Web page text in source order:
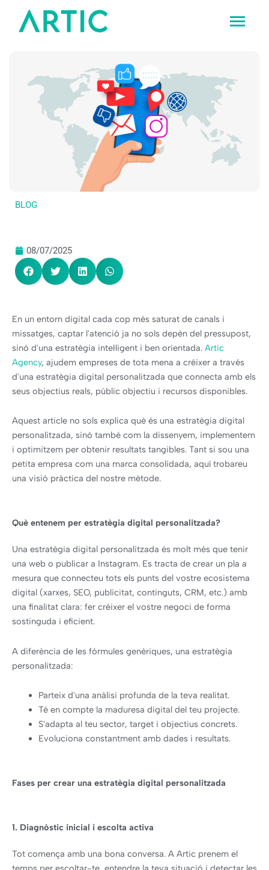
contingut
BLOG
08/07/2025
En un entorn digital cada cop més saturat de canals i
missatges, captar l'atenció ja no sols depèn del pressupost,
sinó d'una estratègia intel·ligent i ben orientada. Artic
Agency, ajudem empreses de tota mena a créixer a través
d'una estratègia digital personalitzada que connecta amb els
seus objectius reals, públic objectiu i recursos disponibles.
Aquest article no sols explica què és una estratègia digital
personalitzada, sinó també com la dissenyem, implementem
i optimitzem per obtenir resultats tangibles. Tant si sou una
petita empresa com una marca consolidada, aquí trobareu
una visió pràctica del nostre mètode.
Què entenem per estratègia digital personalitzada?
Una estratègia digital personalitzada és molt més que tenir
una web o publicar a Instagram. Es tracta de crear un pla a
mesura que connecteu tots els punts del vostre ecosistema
digital (xarxes, SEO, publicitat, continguts, CRM, etc.) amb
una finalitat clara: fer créixer el vostre negoci de forma
sostinguda i eficient.
A diferència de les fórmules genèriques, una estratègia
personalitzada:
Parteix d'una anàlisi profunda de la teva realitat.
Té en compte la maduresa digital del teu projecte.
S'adapta al teu sector, target i objectius concrets.
Evoluciona constantment amb dades i resultats.
Fases per crear una estratègia digital personalitzada
1. Diagnòstic inicial i escolta activa
Tot comença amb una bona conversa. A Artic prenem el